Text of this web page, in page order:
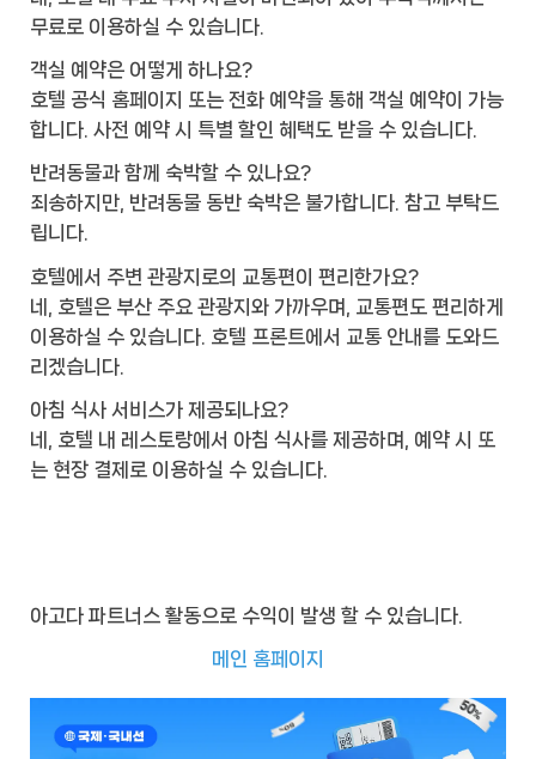
무료로 이용하실 수 있습니다.
객실 예약은 어떻게 하나요?
호텔 공식 홈페이지 또는 전화 예약을 통해 객실 예약이 가능
합니다. 사전 예약 시 특별 할인 혜택도 받을 수 있습니다.
반려동물과 함께 숙박할 수 있나요?
죄송하지만, 반려동물 동반 숙박은 불가합니다. 참고 부탁드
립니다.
호텔에서 주변 관광지로의 교통편이 편리한가요?
네, 호텔은 부산 주요 관광지와 가까우며, 교통편도 편리하게
이용하실 수 있습니다. 호텔 프론트에서 교통 안내를 도와드
리겠습니다.
아침 식사 서비스가 제공되나요?
네, 호텔 내 레스토랑에서 아침 식사를 제공하며, 예약 시 또
는 현장 결제로 이용하실 수 있습니다.
아고다 파트너스 활동으로 수익이 발생 할 수 있습니다.
메인 홈페이지